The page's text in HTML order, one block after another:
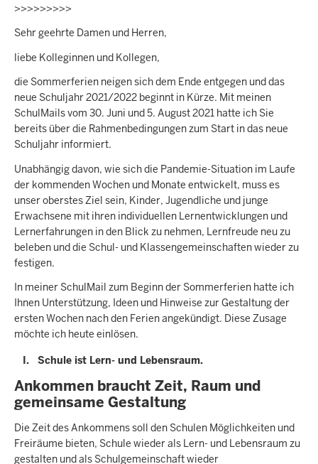
>>>>>>>>>
Sehr geehrte Damen und Herren,
liebe Kolleginnen und Kollegen,
die Sommerferien neigen sich dem Ende entgegen und das
neue Schuljahr 2021/2022 beginnt in Kürze. Mit meinen
SchulMails vom 30. Juni und 5. August 2021 hatte ich Sie
bereits über die Rahmenbedingungen zum Start in das neue
Schuljahr informiert.
Unabhängig davon, wie sich die Pandemie-Situation im Laufe
der kommenden Wochen und Monate entwickelt, muss es
unser oberstes Ziel sein, Kinder, Jugendliche und junge
Erwachsene mit ihren individuellen Lernentwicklungen und
Lernerfahrungen in den Blick zu nehmen, Lernfreude neu zu
beleben und die Schul- und Klassengemeinschaften wieder zu
festigen.
In meiner SchulMail zum Beginn der Sommerferien hatte ich
Ihnen Unterstützung, Ideen und Hinweise zur Gestaltung der
ersten Wochen nach den Ferien angekündigt. Diese Zusage
möchte ich heute einlösen.
I. Schule ist Lern- und Lebensraum.
Ankommen braucht Zeit, Raum und
gemeinsame Gestaltung
Die Zeit des Ankommens soll den Schulen Möglichkeiten und
Freiräume bieten, Schule wieder als Lern- und Lebensraum zu
gestalten und als Schulgemeinschaft wieder